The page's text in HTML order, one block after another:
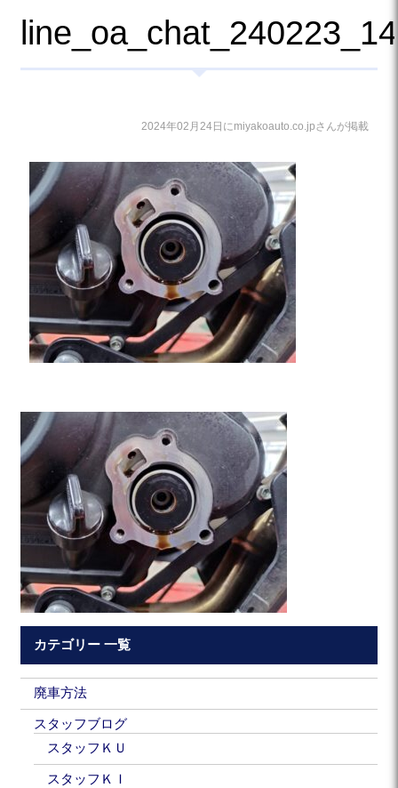
2024年02月24日にmiyakoauto.co.jpさんが掲載
カテゴリー 一覧
廃車方法
スタッフブログ
スタッフＫＵ
スタッフＫＩ